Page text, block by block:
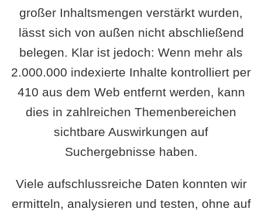
großer Inhaltsmengen verstärkt wurden,
lässt sich von außen nicht abschließend
belegen. Klar ist jedoch: Wenn mehr als
2.000.000 indexierte Inhalte kontrolliert per
410 aus dem Web entfernt werden, kann
dies in zahlreichen Themenbereichen
sichtbare Auswirkungen auf
Suchergebnisse haben.
Viele aufschlussreiche Daten konnten wir
ermitteln, analysieren und testen, ohne auf